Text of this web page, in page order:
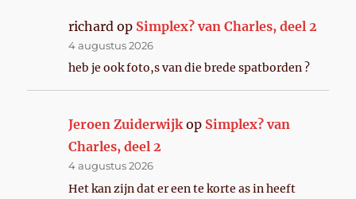
richard op Simplex? van Charles, deel 2
4 augustus 2026
heb je ook foto,s van die brede spatborden ?
Jeroen Zuiderwijkop Simplex? van
Charles, deel 2
4 augustus 2026
Het kan zijn dat er een te korte as in heeft